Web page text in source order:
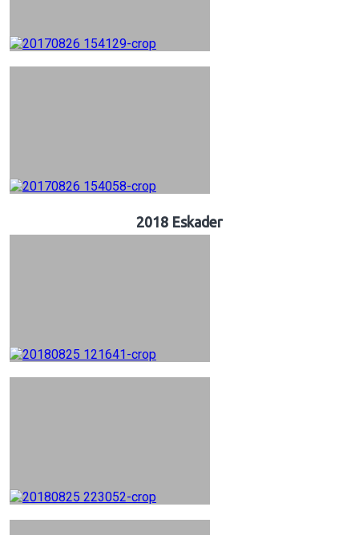
2018 Eskader